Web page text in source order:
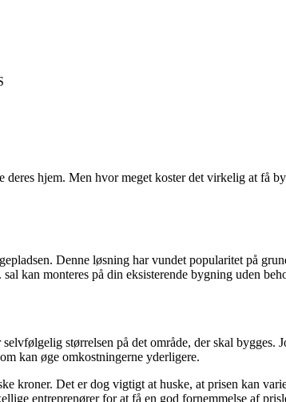
hjem. Men hvor meget koster det virkelig at få
Denne løsning har vundet popularitet på
kan monteres på din eksisterende bygning uden
størrelsen på det område, der skal bygges.
kan øge omkostningerne yderligere.
kroner. Det er dog vigtigt at huske, at prisen kan
entreprenører for at få en god fornemmelse af